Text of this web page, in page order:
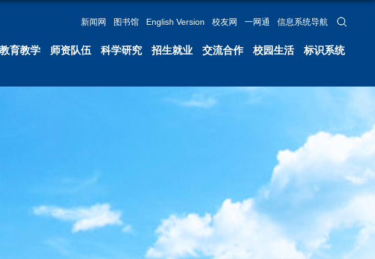
新闻网 图书馆 English Version 校友网 一网通 信息系统导航
教育教学 师资队伍 科学研究 招生就业 交流合作 校园生活 标识系统